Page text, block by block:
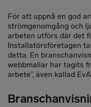
För att uppnå en god
strömgenomgång och
arbeten utförs där det
Installatörsföretagen
detta. En
webbmallar har tagits
arbete”, även kallad